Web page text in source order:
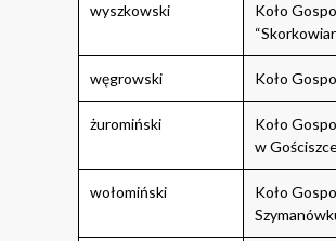
wyszkowski
Koło
węgrowski Koło
żuromiński
Koło
w
wołomiński
Koło